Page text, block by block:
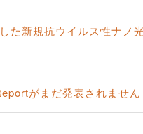
た新規抗ウイルス性ナノ
がまだ発表されません